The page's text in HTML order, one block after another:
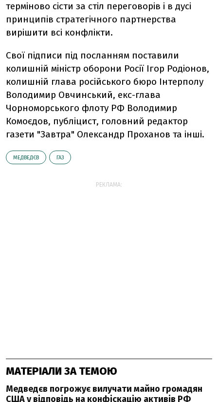
терміново сісти за стіл переговорів і в дусі
принципів стратегічного партнерства
вирішити всі конфлікти.
Свої підписи під посланням поставили
колишній міністр оборони Росії Ігор Родіонов,
колишній глава російського бюро Інтерполу
Володимир Овчинський, екс-глава
Чорноморського флоту РФ Володимир
Комоєдов, публіцист, головний редактор
газети "Завтра" Олександр Проханов та інші.
МЕДВЕДЄВ ГАЗ
РЕКЛАМА:
МАТЕРІАЛИ ЗА ТЕМОЮ
Медведєв погрожує вилучати майно громадян
США у відповідь на конфіскацію активів РФ